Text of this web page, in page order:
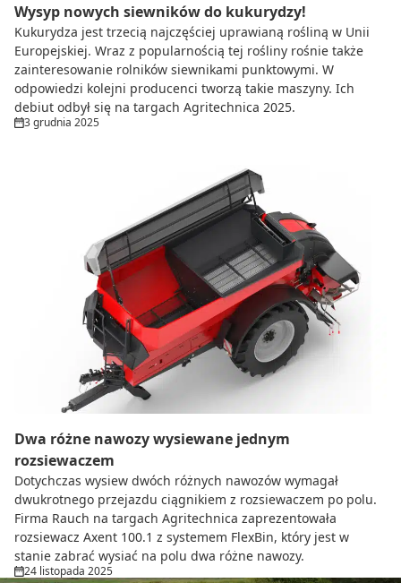
Wysyp nowych siewników do kukurydzy!
Kukurydza jest trzecią najczęściej uprawianą rośliną w Unii
Europejskiej. Wraz z popularnością tej rośliny rośnie także
zainteresowanie rolników siewnikami punktowymi. W
odpowiedzi kolejni producenci tworzą takie maszyny. Ich
debiut odbył się na targach Agritechnica 2025.
3 grudnia 2025
Dwa różne nawozy wysiewane jednym
rozsiewaczem
Dotychczas wysiew dwóch różnych nawozów wymagał
dwukrotnego przejazdu ciągnikiem z rozsiewaczem po polu.
Firma Rauch na targach Agritechnica zaprezentowała
rozsiewacz Axent 100.1 z systemem FlexBin, który jest w
stanie zabrać wysiać na polu dwa różne nawozy.
24 listopada 2025